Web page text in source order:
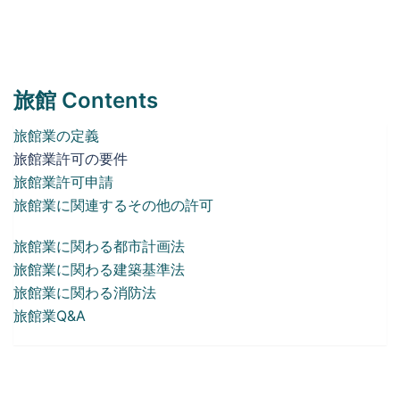
旅館 Contents
旅館業の定義
旅館業許可の要件
旅館業許可申請
旅館業に関連するその他の許可
旅館業に関わる都市計画法
旅館業に関わる建築基準法
旅館業に関わる消防法
旅館業Q&A